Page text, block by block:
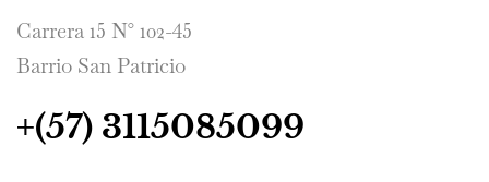
Carrera 15 N° 102-45
Barrio San Patricio
+(57) 3115085099